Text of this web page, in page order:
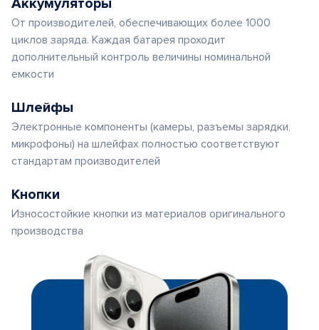
Аккумуляторы
От производителей, обеспечивающих более 1000
циклов заряда. Каждая батарея проходит
дополнительный контроль величины номинальной
емкости
Шлейфы
Электронные компоненты (камеры, разъемы зарядки,
микрофоны) на шлейфах полностью соответствуют
стандартам производителей
Кнопки
Износостойкие кнопки из материалов оригинального
производства